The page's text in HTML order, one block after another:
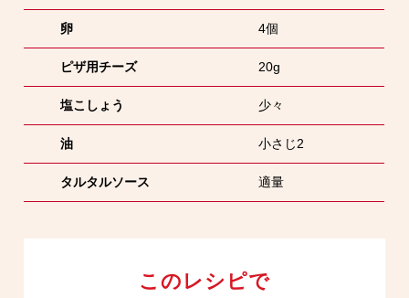
卵 4個
ピザ用チーズ 20g
塩こしょう 少々
油 小さじ2
タルタルソース 適量
このレシピで